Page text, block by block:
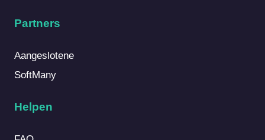
Partners
Aangeslotene
SoftMany
Helpen